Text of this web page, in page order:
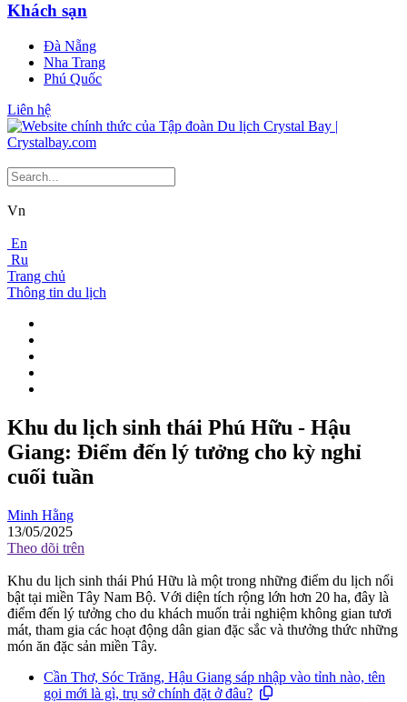
Khách sạn
Đà Nẵng
Nha Trang
Phú Quốc
Liên hệ
Vn
En
Ru
Trang chủ
Thông tin du lịch
Khu du lịch sinh thái Phú Hữu - Hậu
Giang: Điểm đến lý tưởng cho kỳ nghỉ
cuối tuần
Minh Hằng
13/05/2025
Theo dõi trên
Khu du lịch sinh thái Phú Hữu là một trong những điểm du lịch nổi
bật tại miền Tây Nam Bộ. Với diện tích rộng lớn hơn 20 ha, đây là
điểm đến lý tưởng cho du khách muốn trải nghiệm không gian tươi
mát, tham gia các hoạt động dân gian đặc sắc và thưởng thức những
món ăn đặc sản miền Tây.
Cần Thơ, Sóc Trăng, Hậu Giang sáp nhập vào tỉnh nào, tên
gọi mới là gì, trụ sở chính đặt ở đâu?